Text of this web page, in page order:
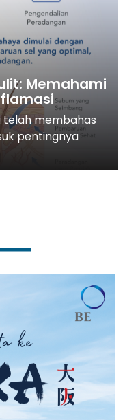
Memahami
telah membahas
pentingnya